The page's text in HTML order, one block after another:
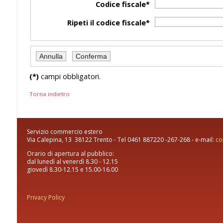
Codice fiscale*
Ripeti il codice fiscale*
(*) campi obbligatori.
Torna indietro
Servizio commercio estero
Via Calepina, 13 38122 Trento - Tel 0461 887220 -267-268 - e-mail:
Orario di apertura al pubblico:
dal lunedì al venerdì 8.30 - 12.15
giovedì 8.30-12.15 e 15.00-16.00
Privacy Policy